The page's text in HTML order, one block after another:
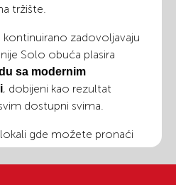
tržište.
zadovoljavaju
Solo obuća plasira
sa modernim
, dobijeni kao rezultat
dostupni svima.
gde možete pronaći
priznanja i nagrade
kože i obuće koje